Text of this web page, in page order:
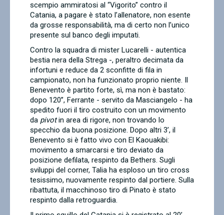
scempio ammiratosi al “Vigorito” contro il
Catania, a pagare è stato l’allenatore, non esente
da grosse responsabilità, ma di certo non l’unico
presente sul banco degli imputati.
Contro la squadra di mister Lucarelli - autentica
bestia nera della Strega -, peraltro decimata da
infortuni e reduce da 2 sconfitte di fila in
campionato, non ha funzionato proprio niente. Il
Benevento è partito forte, sì, ma non è bastato:
dopo 120’’, Ferrante - servito da Masciangelo - ha
spedito fuori il tiro costruito con un movimento
da pivotin area di rigore, non trovando lo
specchio da buona posizione. Dopo altri 3’, il
Benevento si è fatto vivo con El Kaouakibi:
movimento a smarcarsi e tiro deviato da
posizione defilata, respinto da Bethers. Sugli
sviluppi del corner, Talia ha esploso un tiro cross
tesissimo, nuovamente respinto dal portiere. Sulla
ribattuta, il macchinoso tiro di Pinato è stato
respinto dalla retroguardia.